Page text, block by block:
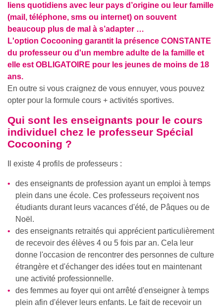
liens quotidiens avec leur pays d’origine ou leur famille
(mail, téléphone, sms ou internet) on souvent
beaucoup plus de mal à s’adapter …
L'option Cocooning garantit la présence CONSTANTE
du professeur ou d'un membre adulte de la famille et
elle est OBLIGATOIRE pour les jeunes de moins de 18
ans.
En outre si vous craignez de vous ennuyer, vous pouvez
opter pour la formule cours + activités sportives.
Qui sont les enseignants pour le cours
individuel chez le professeur Spécial
Cocooning ?
Il existe 4 profils de professeurs :
des enseignants de profession ayant un emploi à temps
plein dans une école. Ces professeurs reçoivent nos
étudiants durant leurs vacances d'été, de Pâques ou de
Noël.
des enseignants retraités qui apprécient particulièrement
de recevoir des élèves 4 ou 5 fois par an. Cela leur
donne l'occasion de rencontrer des personnes de culture
étrangère et d'échanger des idées tout en maintenant
une activité professionnelle.
des femmes au foyer qui ont arrêté d'enseigner à temps
plein afin d'élever leurs enfants. Le fait de recevoir un